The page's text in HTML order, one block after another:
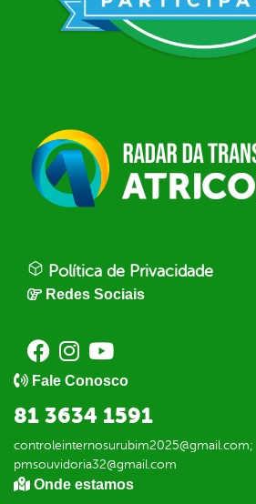
Política de Privacidade
Redes Sociais
Fale Conosco
81 3634 1591
controleinternosurubim2025@gmail.com;
pmsouvidoria32@gmail.com
Onde estamos